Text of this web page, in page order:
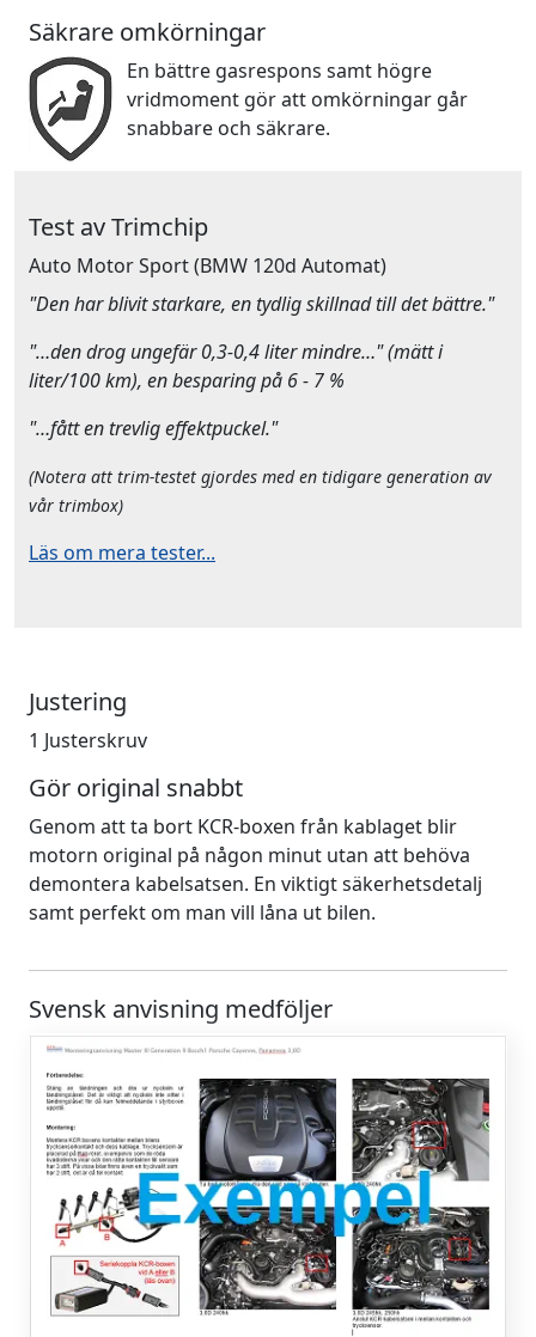
Säkrare omkörningar
En bättre gasrespons samt högre
vridmoment gör att omkörningar går
snabbare och säkrare.
Test av Trimchip
Auto Motor Sport(BMW 120d Automat)
"Den har blivit starkare, en tydlig skillnad till det bättre."
"…den drog ungefär 0,3-0,4 liter mindre…" (mätt i
liter/100 km), en besparing på 6 - 7 %
"…fått en trevlig effektpuckel."
(Notera att trim-testet gjordes med en tidigare generation av
vår trimbox)
Läs om mera tester...
Justering
1 Justerskruv
Gör original snabbt
Genom att ta bort KCR-boxen från kablaget blir
motorn original på någon minut utan att behöva
demontera kabelsatsen. En viktigt säkerhetsdetalj
samt perfekt om man vill låna ut bilen.
Svensk anvisning medföljer